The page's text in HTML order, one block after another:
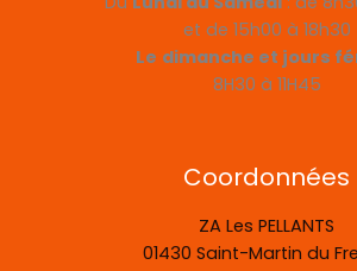
et de 15h00 à 18h30
Le dimanche et jours
8H30 à 11H45
Coordonnées
ZA Les PELLANTS
01430 Saint-Martin du